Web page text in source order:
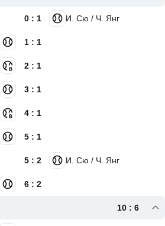
И. Сю / Ч. Янг
0 : 1
1 : 1
2 : 1
3 : 1
4 : 1
5 : 1
И. Сю / Ч. Янг
5 : 2
6 : 2
10 : 6